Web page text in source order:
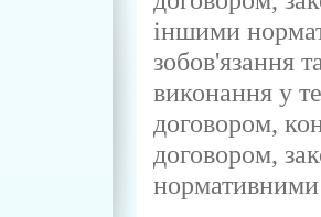
іншими
зобов'язання
виконання у
договором,
договором,